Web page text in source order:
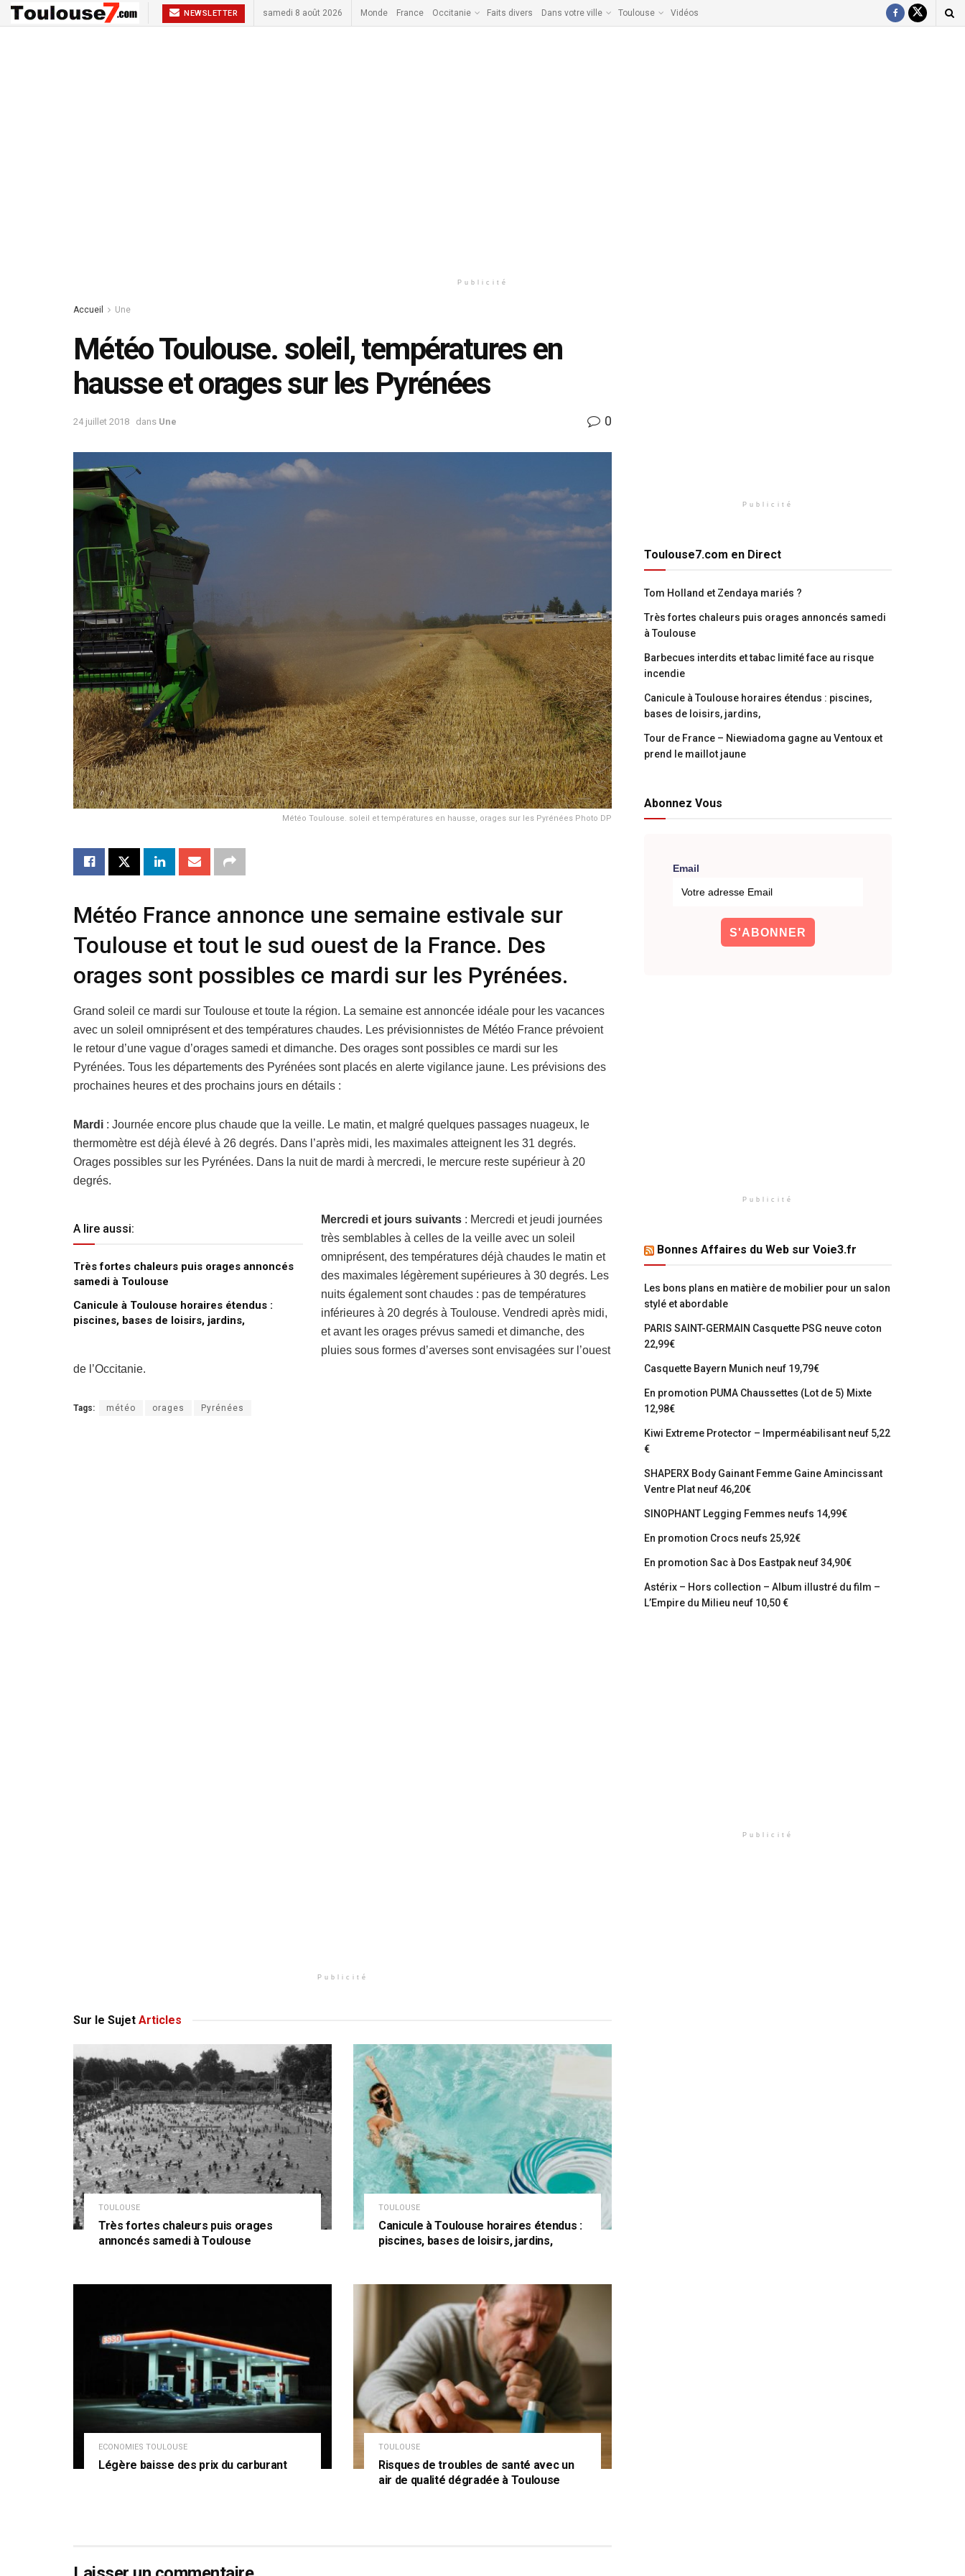
NEWSLETTER samedi 8 août 2026 Monde France Occitanie Faits divers Dans votre ville Toulouse Vidéos
Publicité
Accueil Une
Météo Toulouse. soleil, températures en
hausse et orages sur les Pyrénées
24 juillet 2018 dans Une 0
Météo Toulouse. soleil et températures en hausse, orages sur les Pyrénées Photo DP
Météo France annonce une semaine estivale sur
Toulouse et tout le sud ouest de la France. Des
orages sont possibles ce mardi sur les Pyrénées.
Grand soleil ce mardi sur Toulouse et toute la région. La semaine est annoncée idéale pour les vacances
avec un soleil omniprésent et des températures chaudes. Les prévisionnistes de Météo France prévoient
le retour d’une vague d’orages samedi et dimanche. Des orages sont possibles ce mardi sur les
Pyrénées. Tous les départements des Pyrénées sont placés en alerte vigilance jaune. Les prévisions des
prochaines heures et des prochains jours en détails :
Mardi : Journée encore plus chaude que la veille. Le matin, et malgré quelques passages nuageux, le
thermomètre est déjà élevé à 26 degrés. Dans l’après midi, les maximales atteignent les 31 degrés.
Orages possibles sur les Pyrénées. Dans la nuit de mardi à mercredi, le mercure reste supérieur à 20
degrés.
A lire aussi:
Très fortes chaleurs puis orages annoncés
samedi à Toulouse
Canicule à Toulouse horaires étendus :
piscines, bases de loisirs, jardins,
Mercredi et jours suivants : Mercredi et jeudi journées
très semblables à celles de la veille avec un soleil
omniprésent, des températures déjà chaudes le matin et
des maximales légèrement supérieures à 30 degrés. Les
nuits également sont chaudes : pas de températures
inférieures à 20 degrés à Toulouse. Vendredi après midi,
et avant les orages prévus samedi et dimanche, des
pluies sous formes d’averses sont envisagées sur l’ouest
de l’Occitanie.
Tags: météo orages Pyrénées
Publicité
Sur le Sujet Articles
TOULOUSE
Très fortes chaleurs puis orages
annoncés samedi à Toulouse
TOULOUSE
Canicule à Toulouse horaires étendus :
piscines, bases de loisirs, jardins,
ECONOMIES TOULOUSE
Légère baisse des prix du carburant
TOULOUSE
Risques de troubles de santé avec un
air de qualité dégradée à Toulouse
Publicité
Toulouse7.com en Direct
Tom Holland et Zendaya mariés ?
Très fortes chaleurs puis orages annoncés samedi
à Toulouse
Barbecues interdits et tabac limité face au risque
incendie
Canicule à Toulouse horaires étendus : piscines,
bases de loisirs, jardins,
Tour de France – Niewiadoma gagne au Ventoux et
prend le maillot jaune
Abonnez Vous
Email
Publicité
Bonnes Affaires du Web sur Voie3.fr
Les bons plans en matière de mobilier pour un salon
stylé et abordable
PARIS SAINT-GERMAIN Casquette PSG neuve coton
22,99€
Casquette Bayern Munich neuf 19,79€
En promotion PUMA Chaussettes (Lot de 5) Mixte
12,98€
Kiwi Extreme Protector – Imperméabilisant neuf 5,22
€
SHAPERX Body Gainant Femme Gaine Amincissant
Ventre Plat neuf 46,20€
SINOPHANT Legging Femmes neufs 14,99€
En promotion Crocs neufs 25,92€
En promotion Sac à Dos Eastpak neuf 34,90€
Astérix – Hors collection – Album illustré du film –
L’Empire du Milieu neuf 10,50 €
Publicité